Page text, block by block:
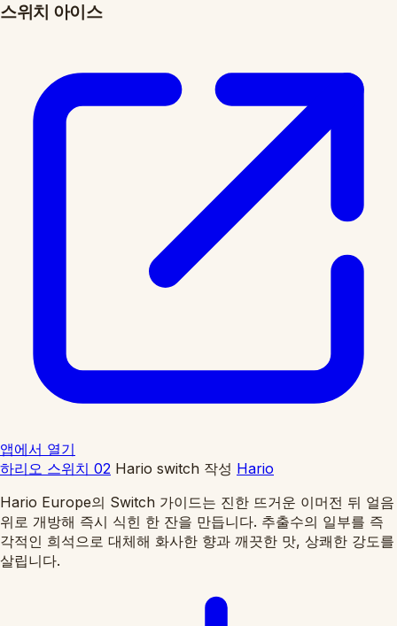
스위치 아이스
앱에서 열기
하리오 스위치 02 Hario switch 작성 Hario
Hario Europe의 Switch 가이드는 진한 뜨거운 이머전 뒤 얼음
위로 개방해 즉시 식힌 한 잔을 만듭니다. 추출수의 일부를 즉
각적인 희석으로 대체해 화사한 향과 깨끗한 맛, 상쾌한 강도를
살립니다.